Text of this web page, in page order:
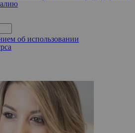
об использовании